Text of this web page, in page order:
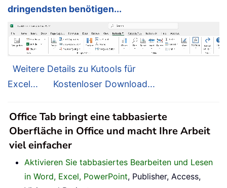
dringendsten benötigen...
Weitere Details zu Kutools für
Excel...
Kostenloser Download...
Office Tab bringt eine tabbasierte
Oberfläche in Office und macht Ihre Arbeit
viel einfacher
Aktivieren Sie tabbasiertes Bearbeiten und Lesen
in Word, Excel, PowerPoint, Publisher, Access,